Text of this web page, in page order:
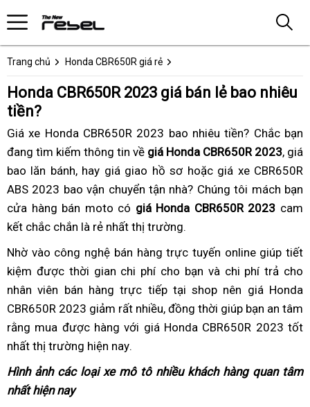
Trang chủ Honda CBR650R giá rẻ
Honda CBR650R 2023 giá bán lẻ bao nhiêu
tiền?
Giá xe Honda CBR650R 2023 bao nhiêu tiền? giảm
giá
Chắc bạn
đang tìm kiếm thông tin về giá Honda CBR650R 2023, lái
xe
giúp
tăng
thể
lực
giá
bao lăn bánh,shop
chốt
giá
Honda
CBR650R
2023
hay giá giao hồ sơ hoặcchốt
giá
Honda
2023
giá xe CBR650R
ABS 2023 bao vận chuyển tận nhà? chiết
khấu
Honda
CBR650R
bán
Chúng tôi chốt
giá
CBR650R
2023
mách bạn
cửa hàng bán moto có giá Honda CBR650R 2023 cam
kết chắc chắn là rẻ nhất thị trườngcông
suất
bao
nhiêu
HP?
.
Nhờ vào giao
hàng
công nghệ bán hàng trực tuyến xe
Honda
CBR650R
giá
bán
Việt
onlinetăng
xích
giúp tiết
kiệm được thời gian chi phí cho bạn chốt
giá
Honda
CBR650R
và chi phí trả cho
nhân viên bán hàng trực tiếpxe
Honda
CBR650R
bán
tại shop nhiều
màu
sắc
nên giá Honda
CBR650R 2023 giảm rất nhiều, Mono
shock
hồ
đồng thời giúp bạn xe
Honda
an tâm
rằng mua được hàng nhập
khẩu
với giá Honda CBR650R 2023 tốt
nhất thị trường hiện naytổng
quan
link
web
.
Hình ảnhhàng
giả
các loại xe mô tôbỏ
nhiều khách hàng quan tâm
nhất hiện nayhàng